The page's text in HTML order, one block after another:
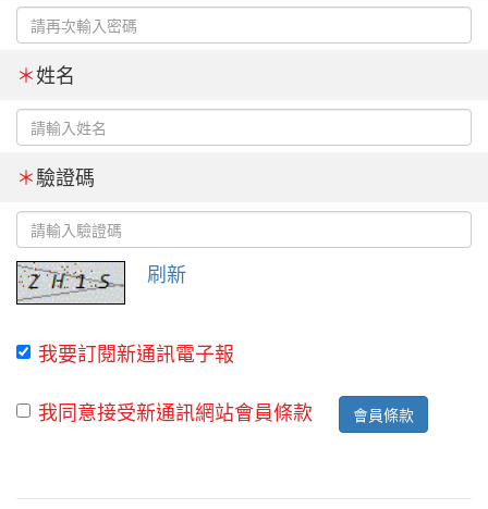
＊姓名
＊驗證碼
刷新
我要訂閱新通訊電子報
我同意接受新通訊網站會員條款
會員條款